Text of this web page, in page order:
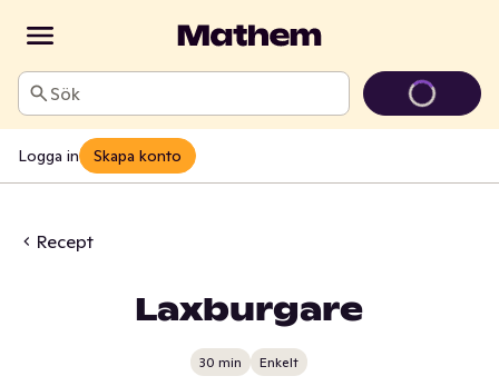
Sök
Logga in Skapa konto
Recept
Laxburgare
30 min Enkelt